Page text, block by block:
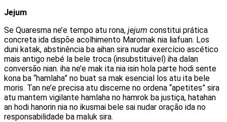
Jejum
Se Quaresma ne’e tempo atu rona, jejum constitui prática
concreta ida dispõe acolhimento Maromak nia liafuan. Los
duni katak, abstinência ba aihan sira nudar exercício ascético
mais antigo nebé la bele troca (insubstituivel) iha dalan
conversão nian. iha ne’e mak ita nia isin hola parte hodi sente
kona ba “hamlaha” no buat sa mak esencial los atu ita bele
moris. Tan ne’e precisa atu discerne no ordena “apetites” sira
atu mantem vigilante hamlaha no hamrok ba justiça, hatahan
an hodi hanorin nia no ikusmai bele sai nudar oração ida no
responsabilidade ba maluk sira.